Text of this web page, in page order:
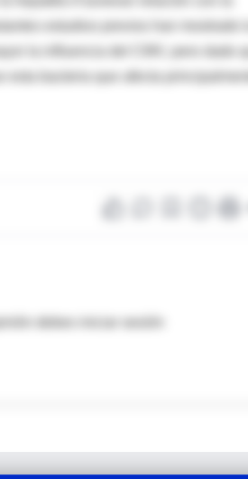
estudios previos han mostrado
la influencia del CMV, pero dado
esta bacteria que afecta
debes iniciar sesión